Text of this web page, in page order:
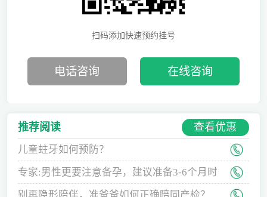
扫码添加快速预约挂号
电话咨询 在线咨询
推荐阅读 查看优惠
儿童蛀牙如何预防？
专家:男性更要注意备孕，建议准备3-6个月时
间